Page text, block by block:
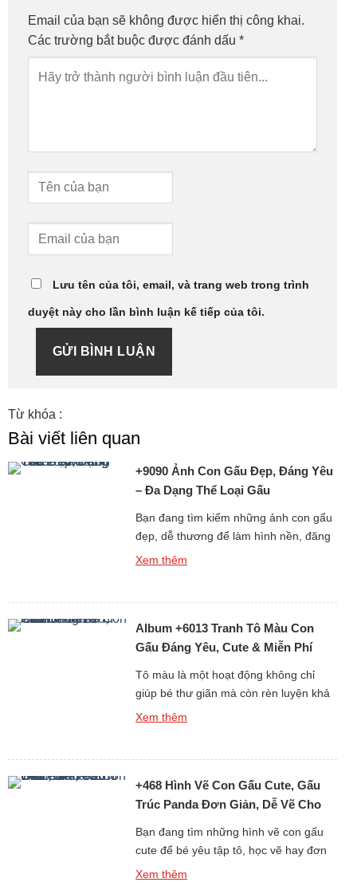
Email của bạn sẽ không được hiển thị công khai.
Các trường bắt buộc được đánh dấu *
Lưu tên của tôi, email, và trang web trong trình
duyệt này cho lần bình luận kế tiếp của tôi.
GỬI BÌNH LUẬN
Từ khóa :
Bài viết liên quan
+9090 Ảnh Con Gấu Đẹp, Đáng Yêu
– Đa Dạng Thể Loại Gấu
Bạn đang tìm kiếm những ảnh con gấu
đẹp, dễ thương để làm hình nền, đăng
story, hoặc chia sẻ với bạn bè? Bộ sưu
ngầu, đến những ảnh gấu […]
Xem thêm
Album +6013 Tranh Tô Màu Con
Gấu Đáng Yêu, Cute & Miễn Phí
Tô màu là một hoạt động không chỉ
giúp bé thư giãn mà còn rèn luyện khả
năng tư duy, sự kiên nhẫn và óc sáng
tập hơn 6013 […]
Xem thêm
+468 Hình Vẽ Con Gấu Cute, Gấu
Trúc Panda Đơn Giản, Dễ Vẽ Cho
Bạn đang tìm những hình vẽ con gấu
cute để bé yêu tập tô, học vẽ hay đơn
giản là làm ảnh trang trí, sticker, sổ tay?
Xem thêm